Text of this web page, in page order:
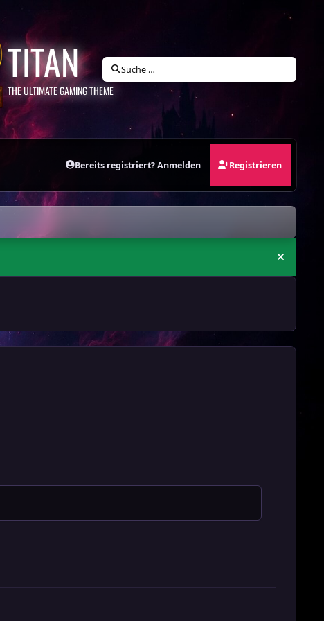
TITAN
THE ULTIMATE GAMING THEME
Suche …
Bereits registriert? Anmelden Registrieren